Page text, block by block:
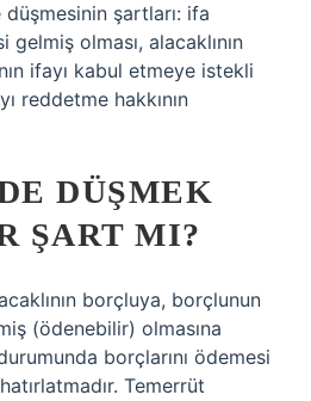
şartları: ifa
gelmiş olması, alacaklının
ifayı kabul etmeye istekli
reddetme hakkının
DÜŞMEK
ŞART MI?
borçluya, borçlunun
(ödenebilir) olmasına
borçlarını ödemesi
Temerrüt